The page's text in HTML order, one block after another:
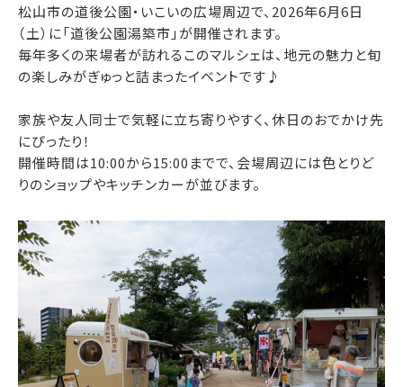
松山市の道後公園・いこいの広場周辺で、2026年6月6日
（土）に「道後公園湯築市」が開催されます。
毎年多くの来場者が訪れるこのマルシェは、地元の魅力と旬
の楽しみがぎゅっと詰まったイベントです♪
家族や友人同士で気軽に立ち寄りやすく、休日のおでかけ先
にぴったり！
開催時間は10:00から15:00までで、会場周辺には色とりど
りのショップやキッチンカーが並びます。